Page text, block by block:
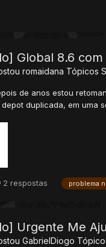
Global 8.6
romaidana Tópicos
de anos estou
depot duplicada, em uma
2 respostas problema
Urgente Me
GabrielDiogo